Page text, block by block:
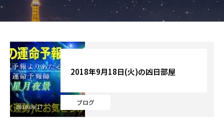
秘伝公開！吉凶カレンダー
記事カテゴリー
ブログ
お知らせ
芸能界
ブログ
2018年9月18日(火)の凶日部屋
2018.09.17